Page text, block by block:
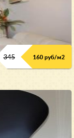
345 160 руб/м2